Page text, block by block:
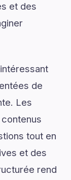
et des
de
Les
tout en
et des
rend